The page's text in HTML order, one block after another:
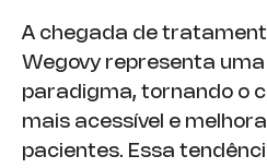
A chegada de
Wegovy representa
paradigma, tornando o
mais acessível e
pacientes. Essa